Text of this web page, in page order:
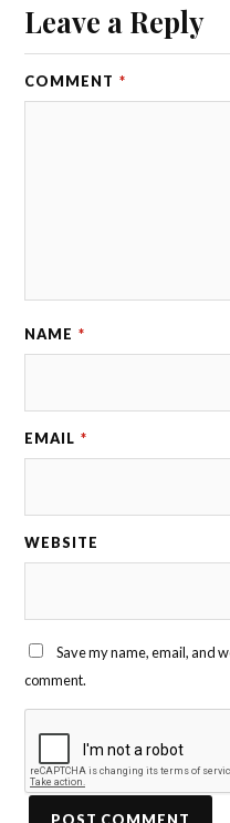
Leave a Reply
COMMENT *
NAME *
EMAIL *
WEBSITE
Save my name, email, and
comment.